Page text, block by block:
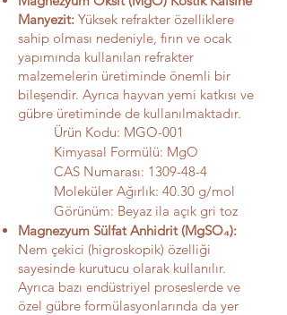
Manyezit: Yüksek refrakter özelliklere
sahip olması nedeniyle, fırın ve ocak
yapımında kullanılan refrakter
malzemelerin üretiminde önemli bir
bileşendir. Ayrıca hayvan yemi katkısı ve
gübre üretiminde de kullanılmaktadır.
Ürün Kodu: MGO-001
Kimyasal Formülü: MgO
CAS Numarası: 1309-48-4
Moleküler Ağırlık: 40.30 g/mol
Görünüm: Beyaz ila açık gri toz
Magnezyum Sülfat Anhidrit (MgSO₄):
Nem çekici (higroskopik) özelliği
sayesinde kurutucu olarak kullanılır.
Ayrıca bazı endüstriyel proseslerde ve
özel gübre formülasyonlarında da yer